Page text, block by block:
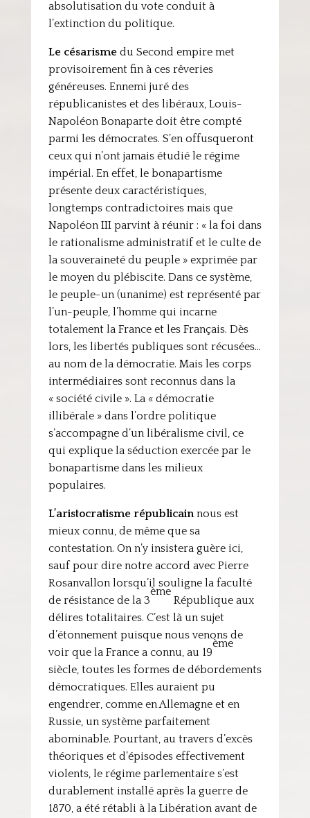
absolutisation du vote conduit à
l’extinction du politique.
Le césarismedu Second empire met
provisoirement fin à ces rêveries
généreuses. Ennemi juré des
républicanistes et des libéraux, Louis-
Napoléon Bonaparte doit être compté
parmi les démocrates. S’en offusqueront
ceux qui n’ont jamais étudié le régime
impérial. En effet, le bonapartisme
présente deux caractéristiques,
longtemps contradictoires mais que
Napoléon III parvint à réunir : « la foi dans
le rationalisme administratif et le culte de
la souveraineté du peuple » exprimée par
le moyen du plébiscite. Dans ce système,
le peuple-un (unanime) est représenté par
l’un-peuple, l’homme qui incarne
totalement la France et les Français. Dès
lors, les libertés publiques sont récusées…
au nom de la démocratie. Mais les corps
intermédiaires sont reconnus dans la
« société civile ». La « démocratie
illibérale » dans l’ordre politique
s’accompagne d’un libéralisme civil, ce
qui explique la séduction exercée par le
bonapartisme dans les milieux
populaires.
L’aristocratisme républicainnous est
mieux connu, de même que sa
contestation. On n’y insistera guère ici,
sauf pour dire notre accord avec Pierre
Rosanvallon lorsqu’il souligne la faculté
de résistance de la 3
ème
République aux
délires totalitaires. C’est là un sujet
d’étonnement puisque nous venons de
voir que la France a connu, au 19
ème
siècle, toutes les formes de débordements
démocratiques. Elles auraient pu
engendrer, comme en Allemagne et en
Russie, un système parfaitement
abominable. Pourtant, au travers d’excès
théoriques et d’épisodes effectivement
violents, le régime parlementaire s’est
durablement installé après la guerre de
1870, a été rétabli à la Libération avant de